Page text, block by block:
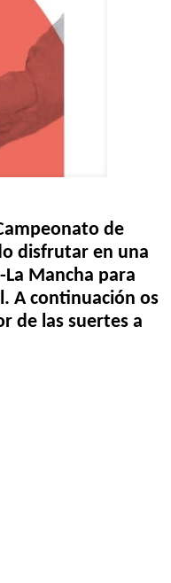
de
disfrutar en una
Mancha para
A continuación os
de las suertes a